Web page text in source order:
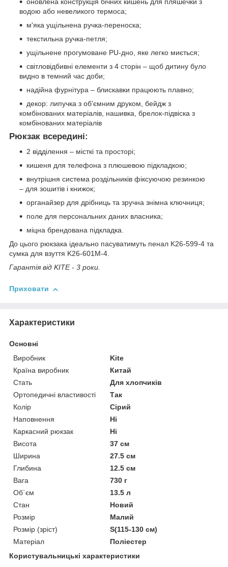
водою або невеликого термоса;
м'яка ущільнена ручка-переноска;
текстильна ручка-петля;
ущільнене прогумоване PU-дно, яке легко миється;
світловідбивні елементи з 4 сторін – щоб дитину було
видно в темний час доби;
надійна фурнітура – блискавки працюють плавно;
декор: липучка з об'ємним друком, бейдж з
комбінованих матеріалів, нашивка, брелок-підвіска з
комбінованих матеріалів
Рюкзак всередині:
2 відділення – місткі та просторі;
кишеня для телефона з плюшевою підкладкою;
внутрішня система роздільників фіксуючою резинкою
– для зошитів і книжок;
органайзер для дрібниць та зручна знімна ключниця;
поле для персональних даних власника;
міцна брендована підкладка.
До цього рюкзака ідеально пасуватимуть пенал K26-599-4 та
сумка для взуття K26-601M-4.
Гарантія від KITE - 3 роки.
Приховати
Характеристики
Основні
Виробник
Kite
Країна виробник
Китай
Стать
Для хлопчиків
Ортопедичні властивості
Так
Колір
Сірий
Наповнення
Ні
Каркасний рюкзак
Ні
Висота
37 см
Ширина
27.5 см
Глибина
12.5 см
Вага
730 г
Об`єм
13.5 л
Стан
Новий
Розмір
Малий
Розмір (зріст)
S(115-130 см)
Матеріал
Поліестер
Користувальницькі характеристики